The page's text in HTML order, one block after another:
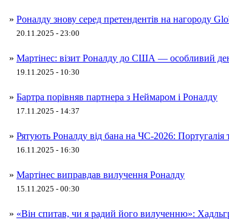
» Роналду знову серед претендентів на нагороду
20.11.2025 - 23:00
» Мартінес: візит Роналду до США — особливий
19.11.2025 - 10:30
» Бартра порівняв партнера з Неймаром і Роналду
17.11.2025 - 14:37
» Рятують Роналду від бана на ЧС‑2026:
16.11.2025 - 16:30
» Мартінес виправдав вилучення Роналду
15.11.2025 - 00:30
» «Він спитав, чи я радий його вилученню»: